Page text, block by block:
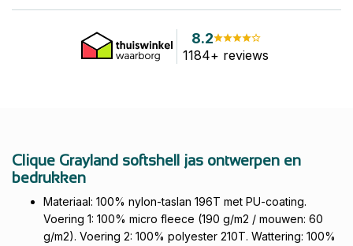
8.2
1184+ reviews
Clique Grayland softshell jas ontwerpen en
bedrukken
Materiaal: 100% nylon-taslan 196T met PU-coating.
Voering 1: 100% micro fleece (190 g/m2 / mouwen: 60
g/m2). Voering 2: 100% polyester 210T. Wattering: 100%